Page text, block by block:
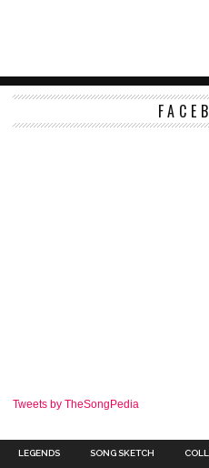
Tweets by TheSongPedia
LEGENDS SONG SKETCH